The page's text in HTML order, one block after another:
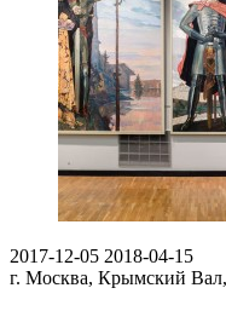
2017-12-05 2018-04-15
г. Москва, Крымский